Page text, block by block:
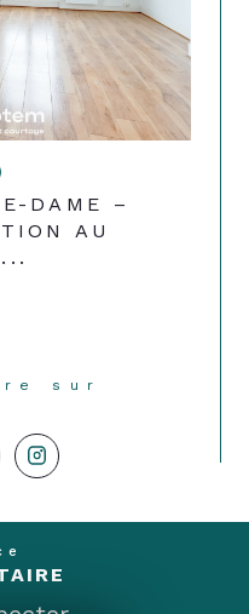
DAME –
AU
sur